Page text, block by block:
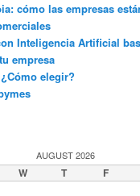
cómo las empresas
Inteligencia Artificial
empresa
elegir?
AUGUST 2026
W T F